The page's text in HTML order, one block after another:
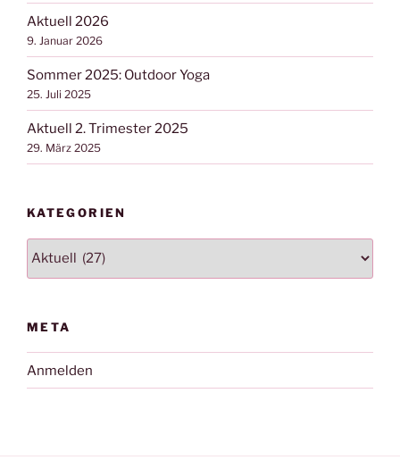
Aktuell 2026
9. Januar 2026
Sommer 2025: Outdoor Yoga
25. Juli 2025
Aktuell 2. Trimester 2025
29. März 2025
KATEGORIEN
META
Anmelden